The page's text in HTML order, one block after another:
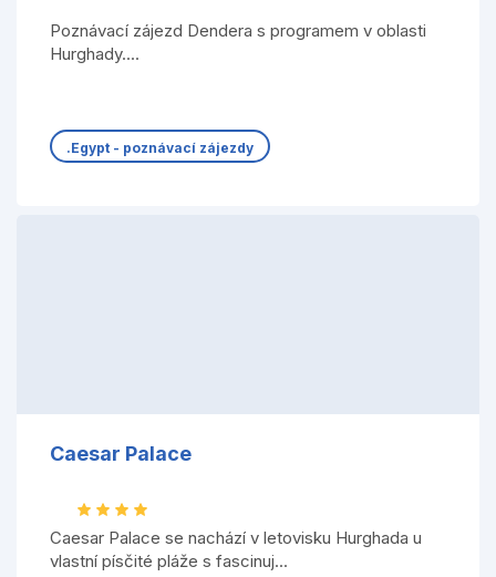
Poznávací zájezd Dendera s programem v oblasti
Hurghady....
.Egypt - poznávací zájezdy
Caesar Palace
Caesar Palace se nachází v letovisku Hurghada u
vlastní písčité pláže s fascinuj...